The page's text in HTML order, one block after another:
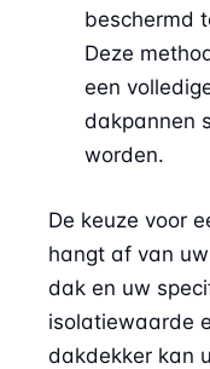
beschermd
Deze
een
dakpannen
worden.
De keuze voor
hangt af van
dak en uw
isolatiewaarde
dakdekker kan